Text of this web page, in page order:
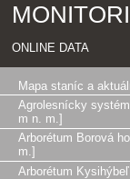
ONLINE DATA
Mapa staníc a
Agrolesnícky
m n. m.]
Arborétum Borová
m.]
Arborétum